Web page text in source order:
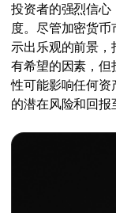
投资者的强烈信心
度。尽管加密货
示出乐观的前景
有希望的因素，但
性可能影响任何
的潜在风险和回报